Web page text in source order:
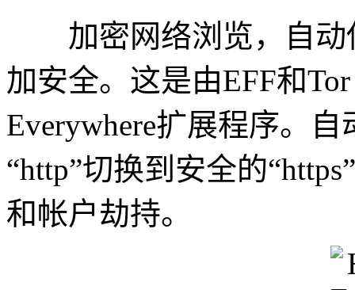
加密网络浏览，自动
加安全。这是由EFF和
Everywhere扩展程序。
“http”切换到安全的
和帐户劫持。